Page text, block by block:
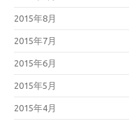
2015年8月
2015年7月
2015年6月
2015年5月
2015年4月